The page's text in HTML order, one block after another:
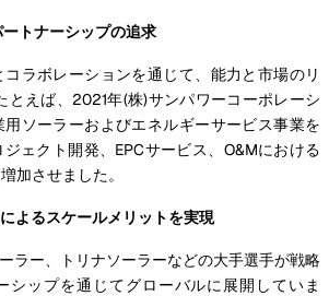
トナーシップの追求
ラボレーションを通じて、能力と市場のリ
とえば、2021年(株)サンパワーコーポレーシ
用ソーラーおよびエネルギーサービス事業を
ェクト開発、EPCサービス、O&Mにおける
加させました。
よるスケールメリットを実現
ラー、トリナソーラーなどの大手選手が戦略
シップを通じてグローバルに展開していま